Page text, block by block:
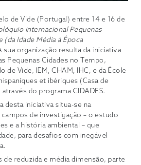
de Vide (Portugal) entre 14 e 16 de
internacional Pequenas
(da Idade Média à Época
sua organização resulta da iniciativa
Pequenas Cidades no Tempo,
de Vide, IEM, CHAM, IHC, e da École
et ibériques (Casa de
do programa CIDADES.
desta iniciativa situa-se na
de investigação – o estudo
e a história ambiental – que
para desafios com inegável
de reduzida e média dimensão, parte